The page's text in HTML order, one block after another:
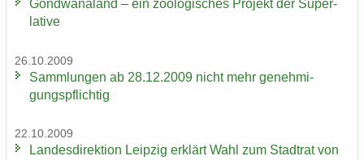
Gond­wa­na­land – ein zoo­lo­gi­sches Pro­jekt der Su­per­
la­ti­ve
26.10.2009
Samm­lun­gen ab 28.12.2009 nicht mehr ge­neh­mi­
gungs­pflich­tig
22.10.2009
Lan­des­di­rek­ti­on Leip­zig er­klärt Wahl zum Stadt­rat von